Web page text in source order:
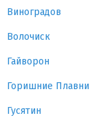
Виноградов
Волочиск
Гайворон
Гусятин